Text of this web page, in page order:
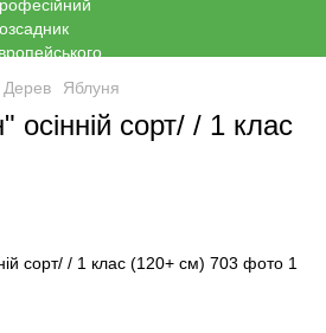
Дерев Яблуня
осінній сорт/ / 1 клас